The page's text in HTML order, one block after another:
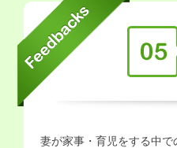
妻が家事・育児をする中